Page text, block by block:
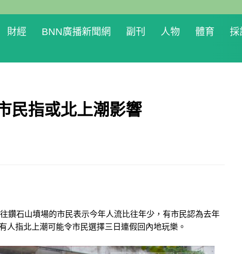
財經 BNN廣播新聞網 副刊 人物 體育 採
民指或北上潮影響
鑽石山墳場的市民表示今年人流比往年少，有市民認為去年
人指北上潮可能令市民選擇三日連假回內地玩樂。